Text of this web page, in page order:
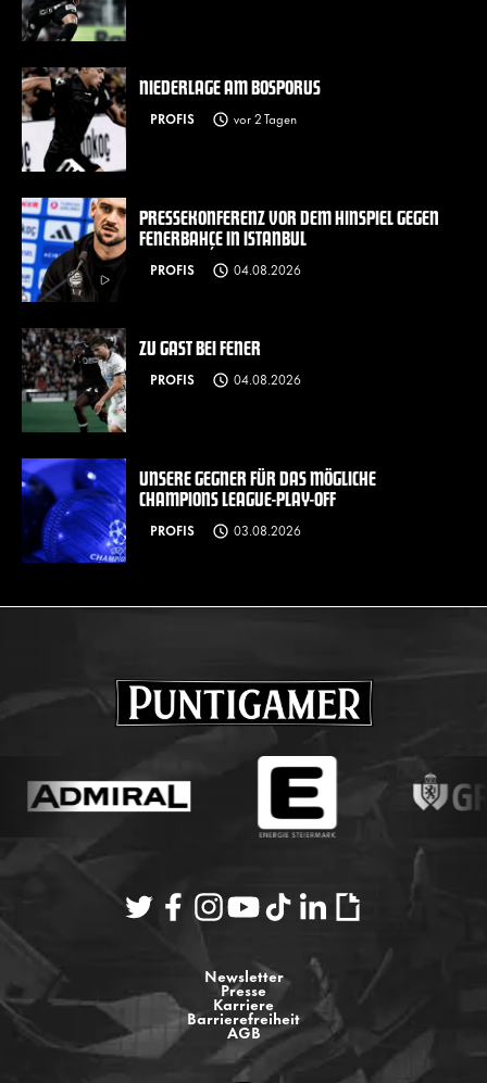
NIEDERLAGE AM BOSPORUS
PROFIS vor 2 Tagen
PRESSEKONFERENZ VOR DEM HINSPIEL GEGEN
FENERBAHÇE IN ISTANBUL
PROFIS 04.08.2026
ZU GAST BEI FENER
PROFIS 04.08.2026
UNSERE GEGNER FÜR DAS MÖGLICHE
CHAMPIONS LEAGUE-PLAY-OFF
PROFIS 03.08.2026
Newsletter
Presse
Karriere
Barrierefreiheit
AGB